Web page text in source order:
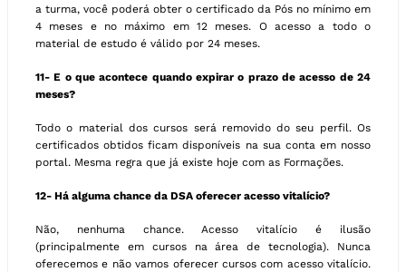
a turma, você poderá obter o certificado da Pós no mínimo em
4 meses e no máximo em 12 meses. O acesso a todo o
material de estudo é válido por 24 meses.
11- E o que acontece quando expirar o prazo de acesso de 24
meses?
Todo o material dos cursos será removido do seu perfil. Os
certificados obtidos ficam disponíveis na sua conta em nosso
portal. Mesma regra que já existe hoje com as Formações.
12- Há alguma chance da DSA oferecer acesso vitalício?
Não, nenhuma chance. Acesso vitalício é ilusão
(principalmente em cursos na área de tecnologia). Nunca
oferecemos e não vamos oferecer cursos com acesso vitalício.